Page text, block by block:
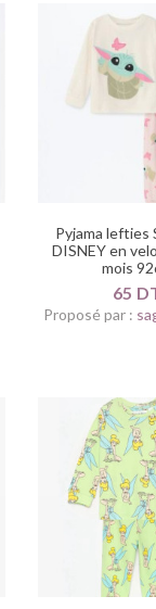
Pyjama lefties
DISNEY en
mois
65
Proposé par :